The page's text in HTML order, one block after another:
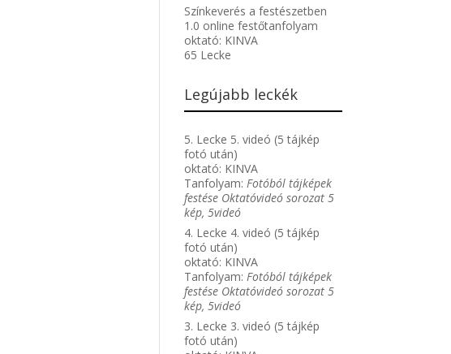
Színkeverés a festészetben
1.0 online festőtanfolyam
oktató: KINVA
65 Lecke
Legújabb leckék
5. Lecke 5. videó (5 tájkép
fotó után)
oktató: KINVA
Tanfolyam:Fotóból tájképek
festése Oktatóvideó sorozat 5
kép, 5videó
4. Lecke 4. videó (5 tájkép
fotó után)
oktató: KINVA
Tanfolyam:Fotóból tájképek
festése Oktatóvideó sorozat 5
kép, 5videó
3. Lecke 3. videó (5 tájkép
fotó után)